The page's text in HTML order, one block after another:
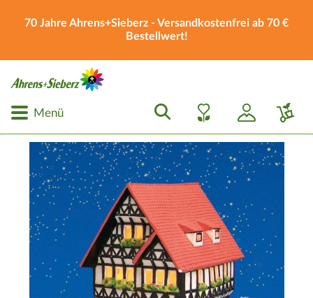
70 Jahre Ahrens+Sieberz - Versandkostenfrei ab 70 €
Bestellwert!
Menü